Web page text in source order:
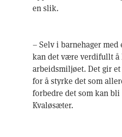
en slik.
– Selv i barnehager
kan det være verdifullt å
arbeidsmiljøet. Det gir
for å styrke det som
forbedre det som kan
Kvaløsæter.